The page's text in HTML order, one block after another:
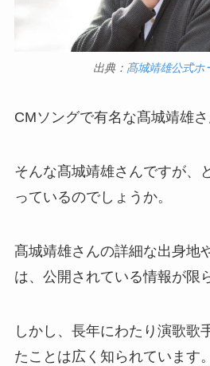
出典： 髙城靖雄公式ホ
CMソングで有名な髙城靖雄さ
そんな髙城靖雄さんですが、
っているのでしょうか。
髙城靖雄さんの詳細な出身地
は、公開されている情報が限
しかし、長年にわたり演歌歌
たことは広く知られています。